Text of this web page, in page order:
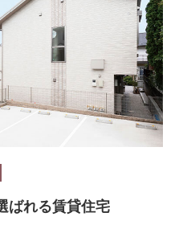
ばれる賃貸住宅